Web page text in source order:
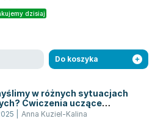
- metodyka
pomocnicze
dzisiaj
Do koszyka
w różnych sytuacjach
Ćwiczenia uczące
perspektywy i budowania
Anna Kuziel-Kalina